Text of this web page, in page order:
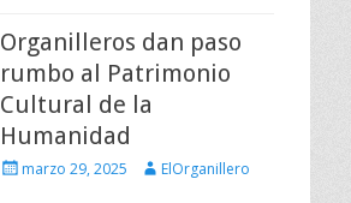
Organilleros dan paso
rumbo al Patrimonio
Cultural de la
Humanidad
Escritomarzo 29, 2025 AutorElOrganillero